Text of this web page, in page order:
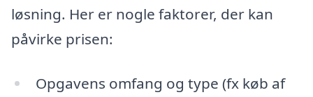
løsning. Her er nogle faktorer, der kan
påvirke prisen:
Opgavens omfang og type (fx køb af